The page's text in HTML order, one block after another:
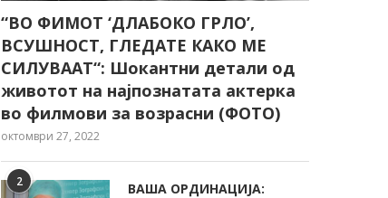
“ВО ФИМОТ ‘ДЛАБОКО ГРЛО’,
ВСУШНОСТ, ГЛЕДАТЕ КАКО МЕ
СИЛУВААТ“: Шокантни детали од
животот на најпознатата актерка
во филмови за возрасни (ФОТО)
октомври 27, 2022
2
ВАША ОРДИНАЦИЈА: